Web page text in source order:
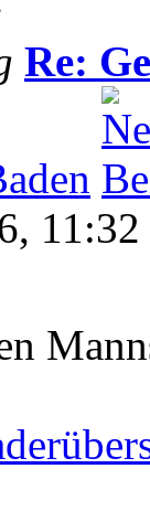
Re:
11:32